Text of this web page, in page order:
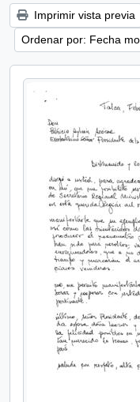
Imprimir vista previa
Ordenar por: Fecha